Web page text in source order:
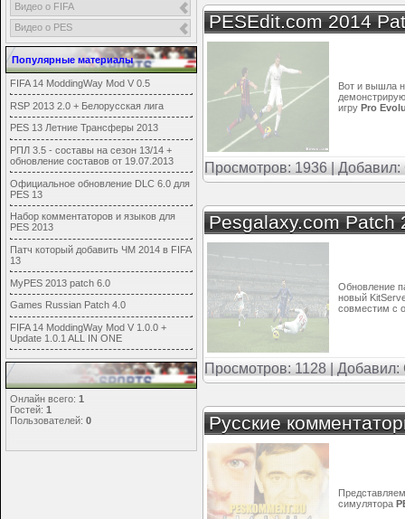
Видео о FIFA
Видео о PES
Популярные материалы
FIFA 14 ModdingWay Mod V 0.5
RSP 2013 2.0 + Белорусская лига
PES 13 Летние Трансферы 2013
РПЛ 3.5 - составы на сезон 13/14 +
обновление составов от 19.07.2013
Официальное обновление DLC 6.0 для
PES 13
Набор комментаторов и языков для
PES 2013
Патч который добавить ЧМ 2014 в FIFA
13
MyPES 2013 patch 6.0
Games Russian Patch 4.0
FIFA 14 ModdingWay Mod V 1.0.0 +
Update 1.0.1 ALL IN ONE
Онлайн всего: 1
Гостей: 1
Пользователей: 0
PESEdit.com 2014
Вот и вышла
игру Pro
Просмотров: 1936 | Добавил:
Pesgalaxy.com Patch
Обновление
новый
совместим с
Просмотров: 1128 | Добавил:
Русские
симулятора